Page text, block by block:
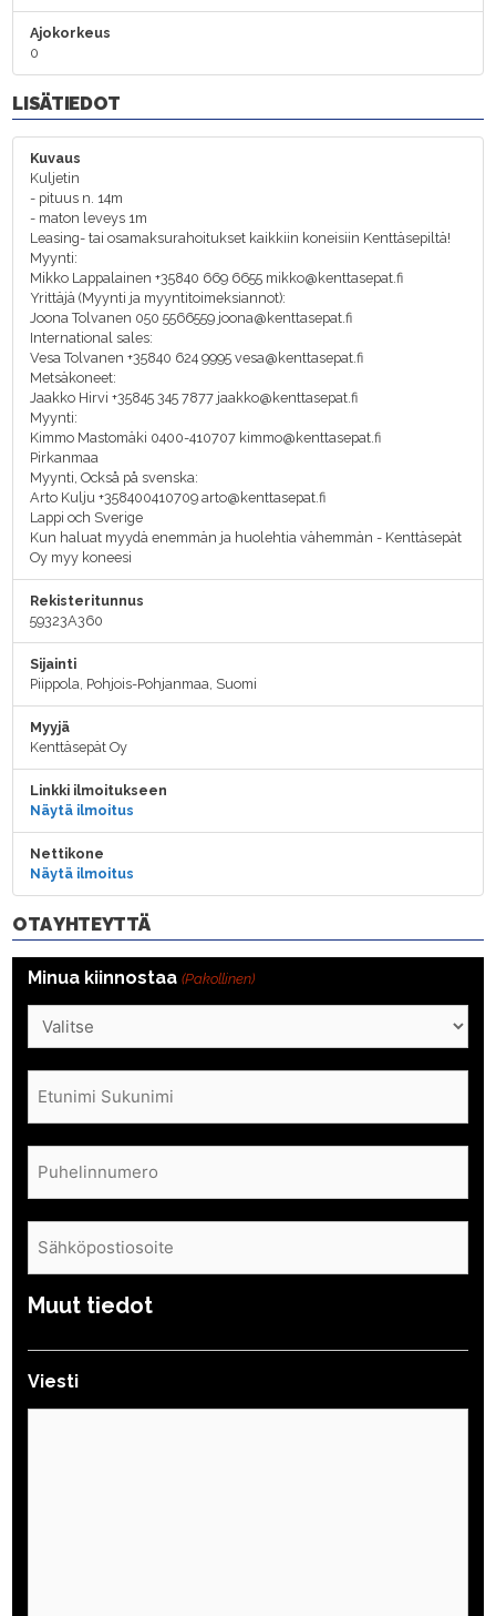
Ajokorkeus
0
LISÄTIEDOT
Kuvaus
Kuljetin
- pituus n. 14m
- maton leveys 1m
Leasing- tai osamaksurahoitukset kaikkiin koneisiin Kenttäsepiltä!
Myynti:
Mikko Lappalainen +35840 669 6655 mikko@kenttasepat.fi
Yrittäjä (Myynti ja myyntitoimeksiannot):
Joona Tolvanen 050 5566559 joona@kenttasepat.fi
International sales:
Vesa Tolvanen +35840 624 9995 vesa@kenttasepat.fi
Metsäkoneet:
Jaakko Hirvi +35845 345 7877 jaakko@kenttasepat.fi
Myynti:
Kimmo Mastomäki 0400-410707 kimmo@kenttasepat.fi
Pirkanmaa
Myynti, Också på svenska:
Arto Kulju +358400410709 arto@kenttasepat.fi
Lappi och Sverige
Kun haluat myydä enemmän ja huolehtia vähemmän - Kenttäsepät
Oy myy koneesi
Rekisteritunnus
59323A360
Sijainti
Piippola, Pohjois-Pohjanmaa, Suomi
Myyjä
Kenttäsepät Oy
Linkki ilmoitukseen
Näytä ilmoitus
Nettikone
Näytä ilmoitus
OTA YHTEYTTÄ
Minua kiinnostaa (Pakollinen)
Nimi
(Pakollinen)
Puhelin
(Pakollinen)
Sähköposti
(Pakollinen)
Muut tiedot
Viesti